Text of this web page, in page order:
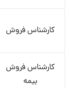
کارشناس فروش
کارشناس فروش
بیمه